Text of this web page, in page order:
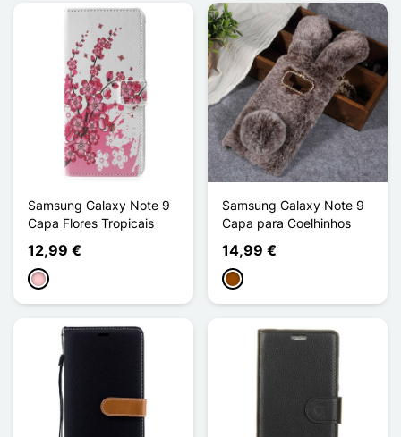
Samsung Galaxy Note 9
Capa Flores Tropicais
12,99 €
Rosa
Samsung Galaxy Note 9
Capa para Coelhinhos
14,99 €
Castanho